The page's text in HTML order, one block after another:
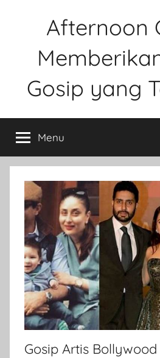
Afternoon
Gosip yang
Tentang
Ke
Gosipan
Berbagai
Kalangan
Menu
Gosip Artis Bollywood